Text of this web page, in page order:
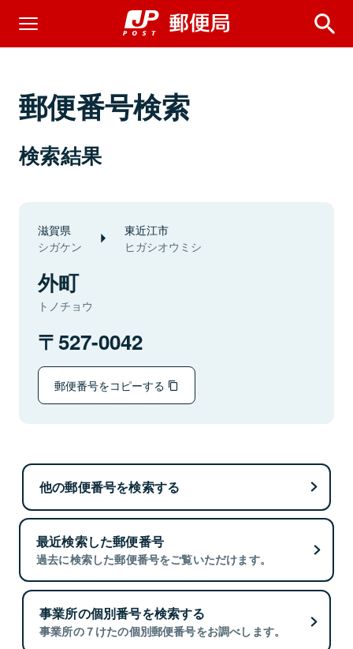
郵便番号検索
検索結果
滋賀県
シガケン
東近江市
ヒガシオウミシ
外町
トノチョウ
527-0042
郵便番号をコピーする
他の郵便番号を検索する
最近検索した郵便番号
過去に検索した郵便番号をご覧いただけます。
事業所の個別番号を検索する
事業所の７けたの個別郵便番号をお調べします。